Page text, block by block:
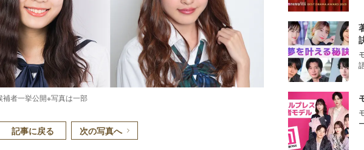
者一挙公開※写真は一部
記事に戻る 次の写真へ